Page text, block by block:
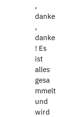
,
danke
,
danke
! Es
ist
alles
gesa
mmelt
und
wird